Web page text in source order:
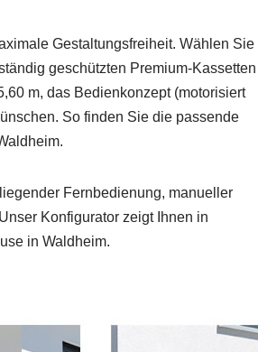
Gestaltungsfreiheit. Wählen Sie
geschützten Premium-Kassetten
m, das Bedienkonzept (motorisiert
So finden Sie die passende
Fernbedienung, manueller
Konfigurator zeigt Ihnen in
in Waldheim.